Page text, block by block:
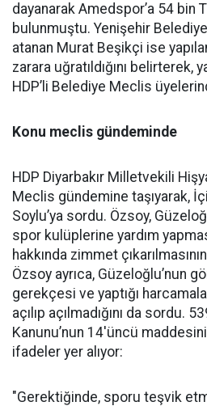
dayanarak Amedspor’a 54 bin
bulunmuştu. Yenişehir
atanan Murat Beşikçi ise
zarara uğratıldığını belirterek,
HDP’li Belediye Meclis
Konu meclis gündeminde
HDP Diyarbakır Milletvekili
Meclis gündemine taşıyarak,
Soylu’ya sordu. Özsoy,
spor kulüplerine yardım
hakkında zimmet
Özsoy ayrıca, Güzeloğlu’nun
gerekçesi ve yaptığı
açılıp açılmadığını da sordu.
Kanunu’nun 14'üncü
ifadeler yer alıyor:
"Gerektiğinde, sporu teşvik